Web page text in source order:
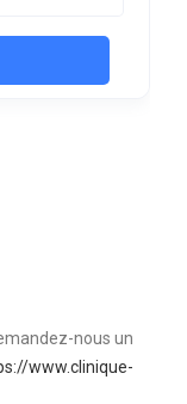
nous un
www.clinique-